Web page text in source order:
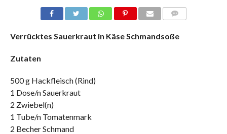
Verrücktes Sauerkraut in Käse Schmandsoße
Zutaten
500 g Hackfleisch (Rind)
1 Dose/n Sauerkraut
2 Zwiebel(n)
1 Tube/n Tomatenmark
2 Becher Schmand